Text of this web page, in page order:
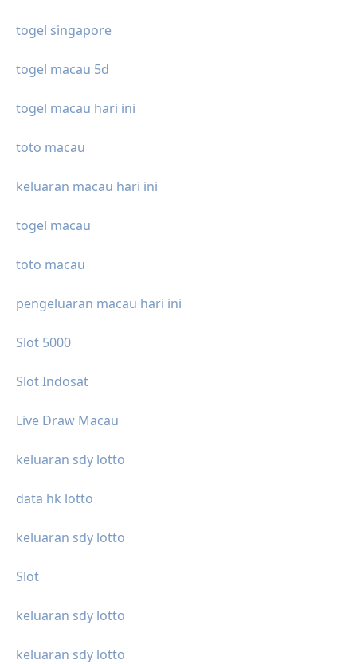
togel singapore
togel macau 5d
togel macau hari ini
toto macau
keluaran macau hari ini
togel macau
toto macau
pengeluaran macau hari ini
Slot 5000
Slot Indosat
Live Draw Macau
keluaran sdy lotto
data hk lotto
keluaran sdy lotto
Slot
keluaran sdy lotto
keluaran sdy lotto